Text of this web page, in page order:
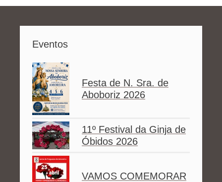
Eventos
Festa de N. Sra. de
Aboboriz 2026
11º Festival da Ginja de
Óbidos 2026
VAMOS COMEMORAR